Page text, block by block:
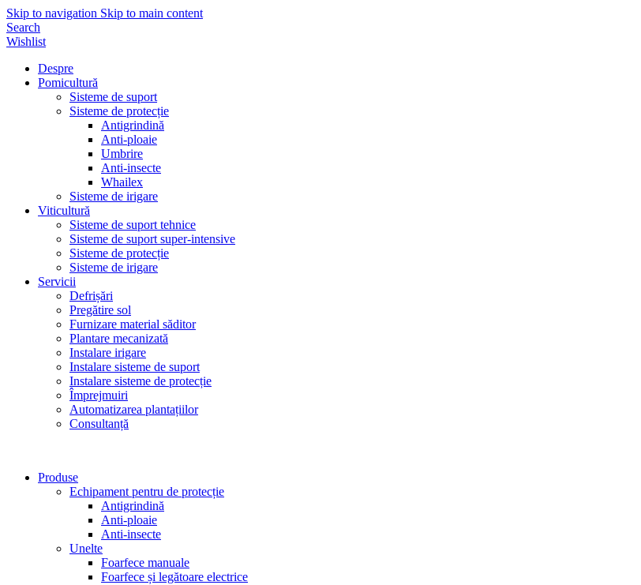
Skip to navigation Skip to main content
Search
Wishlist
Despre
Pomicultură
Sisteme de suport
Sisteme de protecție
Antigrindină
Anti-ploaie
Umbrire
Anti-insecte
Whailex
Sisteme de irigare
Viticultură
Sisteme de suport tehnice
Sisteme de suport super-intensive
Sisteme de protecție
Sisteme de irigare
Servicii
Defrișări
Pregătire sol
Furnizare material săditor
Plantare mecanizată
Instalare irigare
Instalare sisteme de suport
Instalare sisteme de protecție
Împrejmuiri
Automatizarea plantațiilor
Consultanță
Produse
Echipament pentru de protecție
Antigrindină
Anti-ploaie
Anti-insecte
Unelte
Foarfece manuale
Foarfece și legătoare electrice